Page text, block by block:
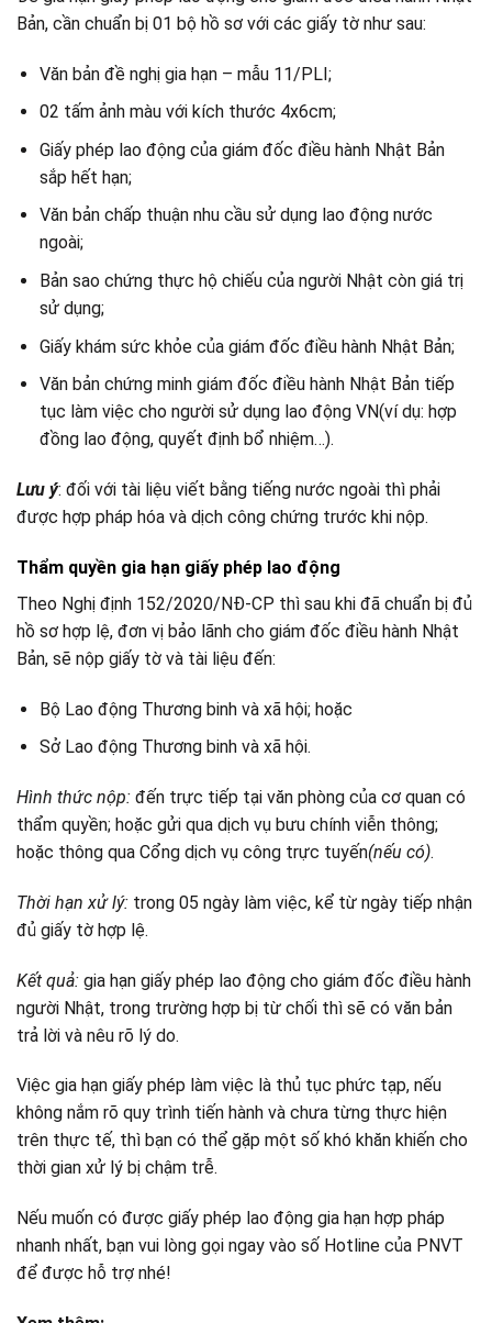
Bản, cần chuẩn bị 01 bộ hồ sơ với các giấy tờ như sau:
Văn bản đề nghị gia hạn – mẫu 11/PLI;
02 tấm ảnh màu với kích thước 4x6cm;
Giấy phép lao động của giám đốc điều hành Nhật Bản
sắp hết hạn;
Văn bản chấp thuận nhu cầu sử dụng lao động nước
ngoài;
Bản sao chứng thực hộ chiếu của người Nhật còn giá trị
sử dụng;
Giấy khám sức khỏe của giám đốc điều hành Nhật Bản;
Văn bản chứng minh giám đốc điều hành Nhật Bản tiếp
tục làm việc cho người sử dụng lao động VN(ví dụ: hợp
đồng lao động, quyết định bổ nhiệm…).
Lưu ý: đối với tài liệu viết bằng tiếng nước ngoài thì phải
được hợp pháp hóa và dịch công chứng trước khi nộp.
Thẩm quyền gia hạn giấy phép lao động
Theo Nghị định 152/2020/NĐ-CP thì sau khi đã chuẩn bị đủ
hồ sơ hợp lệ, đơn vị bảo lãnh cho giám đốc điều hành Nhật
Bản, sẽ nộp giấy tờ và tài liệu đến:
Bộ Lao động Thương binh và xã hội; hoặc
Sở Lao động Thương binh và xã hội.
Hình thức nộp: đến trực tiếp tại văn phòng của cơ quan có
thẩm quyền; hoặc gửi qua dịch vụ bưu chính viễn thông;
hoặc thông qua Cổng dịch vụ công trực tuyến(nếu có).
Thời hạn xử lý: trong 05 ngày làm việc, kể từ ngày tiếp nhận
đủ giấy tờ hợp lệ.
Kết quả: gia hạn giấy phép lao động cho giám đốc điều hành
người Nhật, trong trường hợp bị từ chối thì sẽ có văn bản
trả lời và nêu rõ lý do.
Việc gia hạn giấy phép làm việc là thủ tục phức tạp, nếu
không nắm rõ quy trình tiến hành và chưa từng thực hiện
trên thực tế, thì bạn có thể gặp một số khó khăn khiến cho
thời gian xử lý bị chậm trễ.
Nếu muốn có được giấy phép lao động gia hạn hợp pháp
nhanh nhất, bạn vui lòng gọi ngay vào số Hotline của PNVT
để được hỗ trợ nhé!